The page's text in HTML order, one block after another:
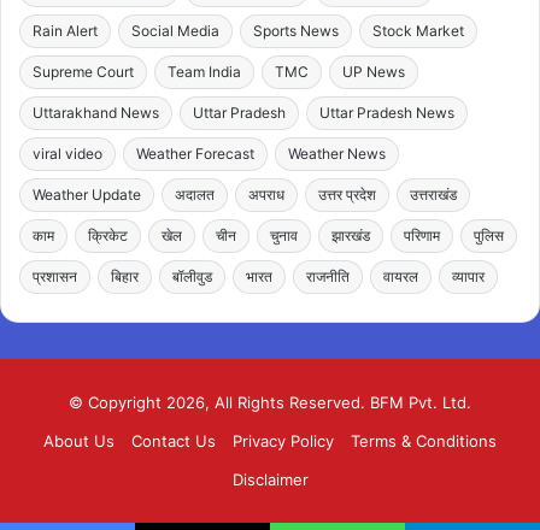
Rain Alert Social Media Sports News Stock Market
Supreme Court Team India TMC UP News
Uttarakhand News Uttar Pradesh Uttar Pradesh News
viral video Weather Forecast Weather News
Weather Update अदालत अपराध उत्तर प्रदेश उत्तराखंड
काम क्रिकेट खेल चीन चुनाव झारखंड परिणाम पुलिस
प्रशासन बिहार बॉलीवुड भारत राजनीति वायरल व्यापार
© Copyright 2026, All Rights Reserved. BFM Pvt. Ltd.
About Us
Contact Us Privacy Policy
Terms & Conditions
Disclaimer